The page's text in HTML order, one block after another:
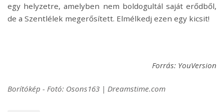
egy helyzetre, amelyben nem boldogultál saját erődből,
de a Szentlélek megerősített. Elmélkedj ezen egy kicsit!
Forrás: YouVersion
Borítókép - Fotó: Osons163 | Dreamstime.com